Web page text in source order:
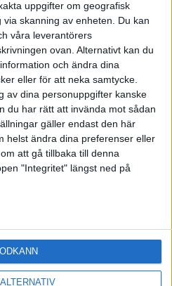
uppgifter om geografisk
skanning av enheten. Du kan
våra leverantörers
ovan. Alternativt kan du
och ändra dina
eller för att neka samtycke.
av dina personuppgifter kanske
du har rätt att invända mot sådan
gäller endast den här
helst ändra dina preferenser eller
att gå tillbaka till denna
"Integritet" längst ned på